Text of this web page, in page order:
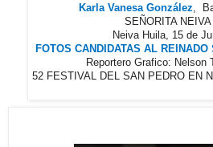
Karla Vanesa González
SEÑORITA NEIVA
Neiva Huila, 15 de
FOTOS CANDIDATAS AL REINADO
Reportero Grafico: Nelson
52 FESTIVAL DEL SAN PEDRO EN